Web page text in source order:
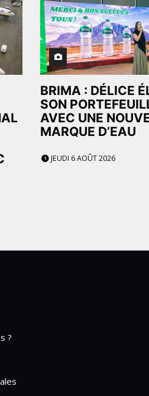
BRIMA : DÉLICE
SON
AVEC UNE
MARQUE D’EAU
JEUDI 6 AOÛT 2026
?